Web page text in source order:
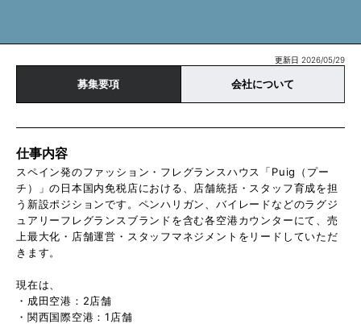
更新日 2026/05/29
募集要項 会社について
仕事内容
スペイン発のファッション・フレグランスハウス「Puig（プー
チ）」の日本国内免税店における、店舗統括・スタッフ育成を担
う新設ポジションです。ペンハリガン、バイレードなどのラグジ
ュアリーフレグランスブランドを含む各空港カウンターにて、売
上最大化・店舗運営・スタッフマネジメントをリードしていただ
きます。
現在は、
・成田空港：2店舗
・関西国際空港：1店舗